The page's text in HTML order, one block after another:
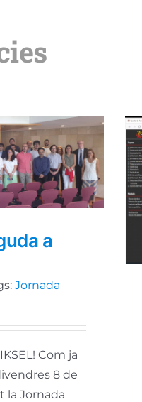
a
Jornada
Com ja
8 de
la Jornada